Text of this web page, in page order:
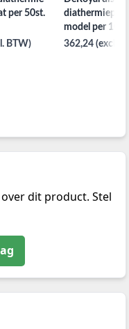
per 50st.
BTW)
diathermiepen
model per
362,24 (excl.
dit product. Stel